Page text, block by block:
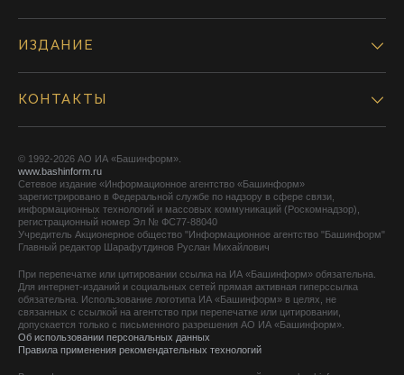
ИЗДАНИЕ
КОНТАКТЫ
© 1992-2026 АО ИА «Башинформ».
www.bashinform.ru
Сетевое издание «Информационное агентство «Башинформ»
зарегистрировано в Федеральной службе по надзору в сфере связи,
информационных технологий и массовых коммуникаций (Роскомнадзор),
регистрационный номер Эл № ФС77-88040
Учредитель Акционерное общество "Информационное агентство "Башинформ"
Главный редактор Шарафутдинов Руслан Михайлович
При перепечатке или цитировании ссылка на ИА «Башинформ» обязательна.
Для интернет-изданий и социальных сетей прямая активная гиперссылка
обязательна. Использование логотипа ИА «Башинформ» в целях, не
связанных с ссылкой на агентство при перепечатке или цитировании,
допускается только с письменного разрешения АО ИА «Башинформ».
Об использовании персональных данных
Правила применения рекомендательных технологий